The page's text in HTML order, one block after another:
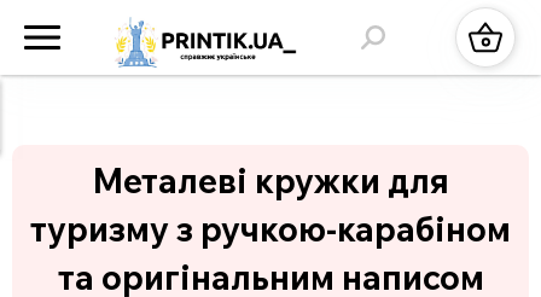
Металеві кружки для
туризму з ручкою-карабіном
та оригінальним написом